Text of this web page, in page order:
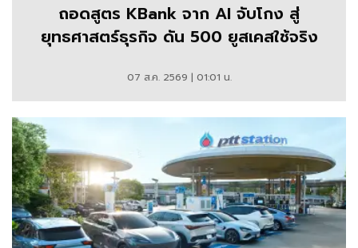
ถอดสูตร KBank จาก AI จับโกง สู่
ยุทธศาสตร์ธุรกิจ ดัน 500 ยูสเคสใช้จริง
07 ส.ค. 2569 | 01:01 น.